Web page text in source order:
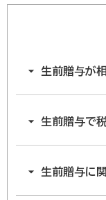
生前贈与が
生前贈与で
生前贈与に